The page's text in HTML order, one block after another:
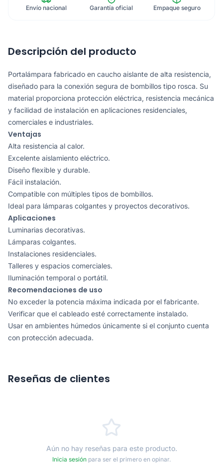
Envío nacional Garantía oficial Empaque seguro
Descripción del producto
Portalámpara fabricado en caucho aislante de alta resistencia,
diseñado para la conexión segura de bombillos tipo rosca. Su
material proporciona protección eléctrica, resistencia mecánica
y facilidad de instalación en aplicaciones residenciales,
comerciales e industriales.
Ventajas
Alta resistencia al calor.
Excelente aislamiento eléctrico.
Diseño flexible y durable.
Fácil instalación.
Compatible con múltiples tipos de bombillos.
Ideal para lámparas colgantes y proyectos decorativos.
Aplicaciones
Luminarias decorativas.
Lámparas colgantes.
Instalaciones residenciales.
Talleres y espacios comerciales.
Iluminación temporal o portátil.
Recomendaciones de uso
No exceder la potencia máxima indicada por el fabricante.
Verificar que el cableado esté correctamente instalado.
Usar en ambientes húmedos únicamente si el conjunto cuenta
con protección adecuada.
Reseñas de clientes
Aún no hay reseñas para este producto.
Inicia sesión para ser el primero en opinar.